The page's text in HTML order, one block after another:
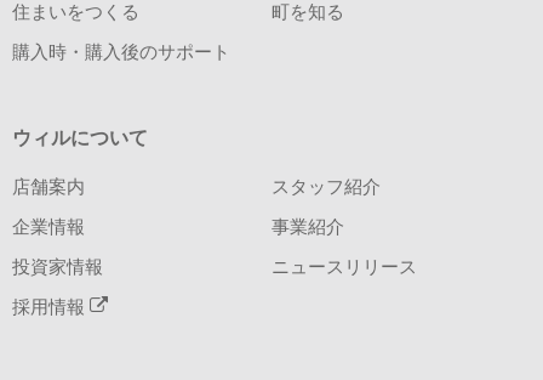
住まいをつくる 町を知る
購入時・購入後のサポート
ウィルについて
店舗案内 スタッフ紹介
企業情報 事業紹介
投資家情報 ニュースリリース
採用情報